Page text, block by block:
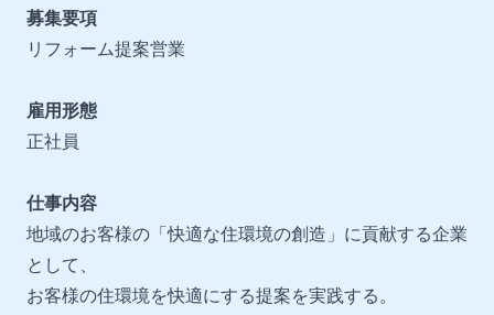
募集要項
リフォーム提案営業
雇用形態
正社員
仕事内容
地域のお客様の「快適な住環境の創造」に貢献する企業
として、
お客様の住環境を快適にする提案を実践する。